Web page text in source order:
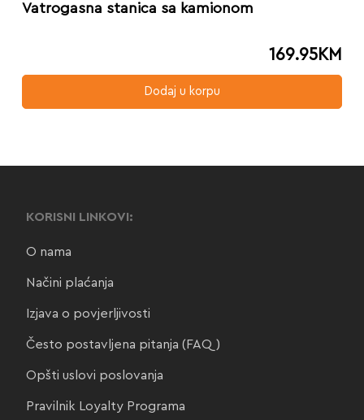
Vatrogasna stanica sa kamionom
169.95KM
Dodaj u korpu
KORISNI LINKOVI:
O nama
Načini plaćanja
Izjava o povjerljivosti
Često postavljena pitanja (FAQ)
Opšti uslovi poslovanja
Pravilnik Loyalty Programa